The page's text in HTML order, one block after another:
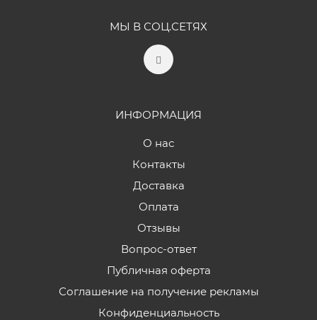
МЫ В СОЦ.СЕТЯХ
ИНФОРМАЦИЯ
О нас
Контакты
Доставка
Оплата
Отзывы
Вопрос-ответ
Публичная оферта
Соглашение на получение рекламы
Конфиденциальность